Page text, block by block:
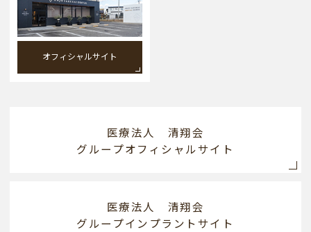
オフィシャルサイト
医療法人 清翔会
グループオフィシャルサイト
医療法人 清翔会
グループインプラントサイト